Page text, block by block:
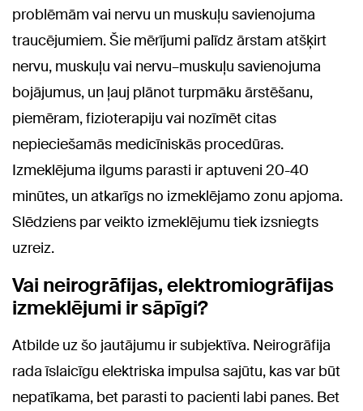
problēmām vai nervu un muskuļu savienojuma
traucējumiem. Šie mērījumi palīdz ārstam atšķirt
nervu, muskuļu vai nervu–muskuļu savienojuma
bojājumus, un ļauj plānot turpmāku ārstēšanu,
piemēram, fizioterapiju vai nozīmēt citas
nepieciešamās medicīniskās procedūras.
Izmeklējuma ilgums parasti ir aptuveni 20-40
minūtes, un atkarīgs no izmeklējamo zonu apjoma.
Slēdziens par veikto izmeklējumu tiek izsniegts
uzreiz.
Vai neirogrāfijas, elektromiogrāfijas
izmeklējumi ir sāpīgi?
Atbilde uz šo jautājumu ir subjektīva. Neirogrāfija
rada īslaicīgu elektriska impulsa sajūtu, kas var būt
nepatīkama, bet parasti to pacienti labi panes. Bet